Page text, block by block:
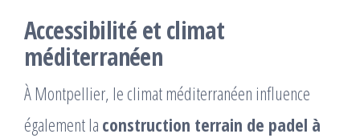
Accessibilité et climat
méditerranéen
À Montpellier, le climat méditerranéen influence
également la construction terrain de padel à